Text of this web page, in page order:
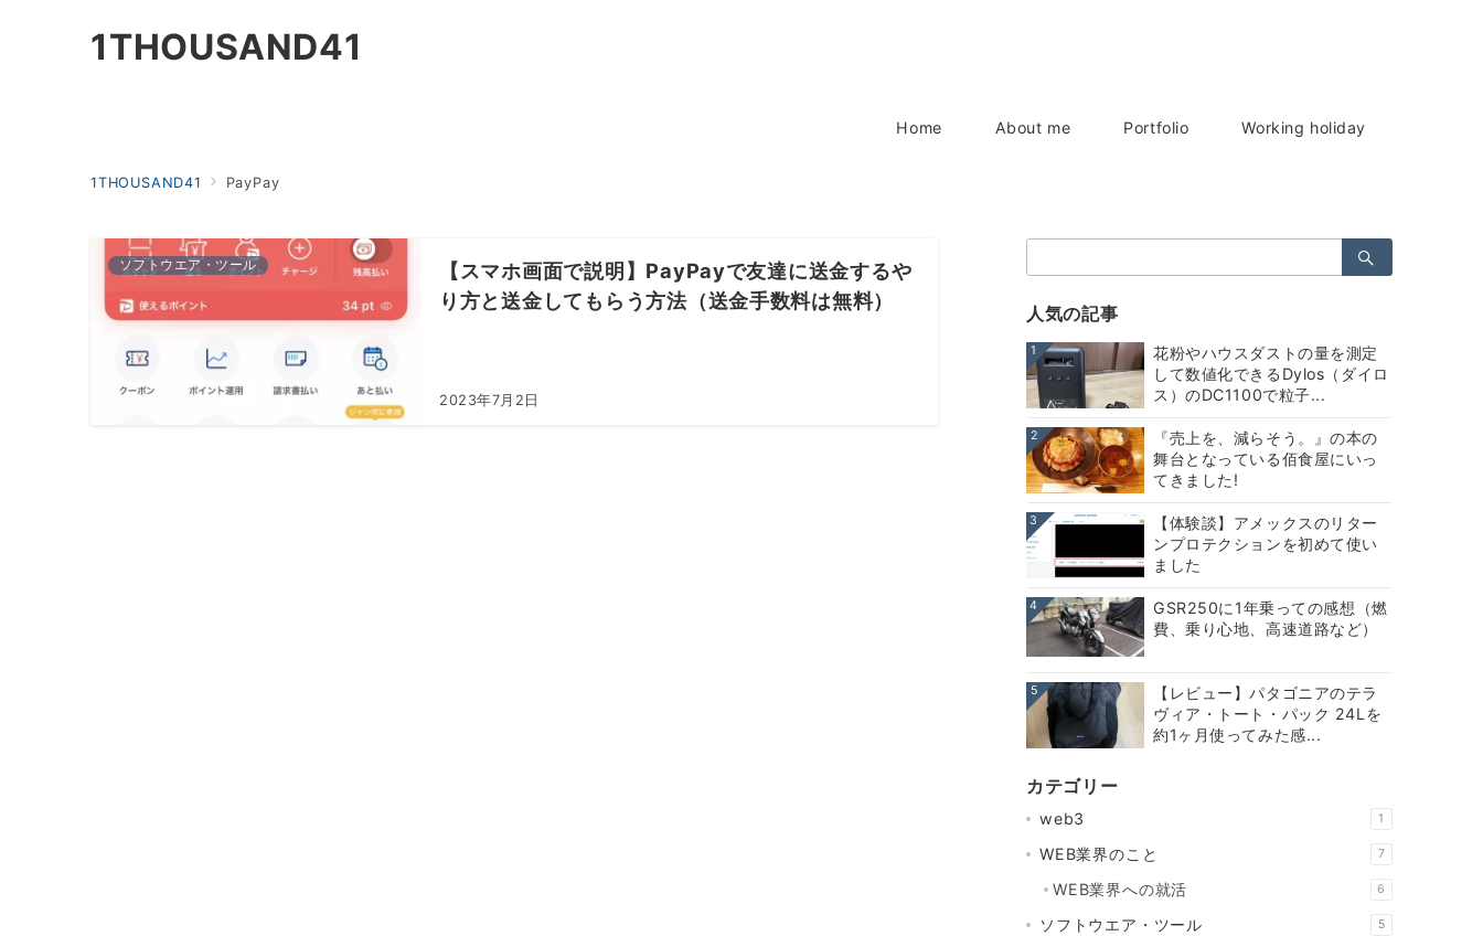
1THOUSAND41
Home About me Portfolio Working holiday
1THOUSAND41 PayPay
ソフトウエア・ツール
【スマホ画面で説明】PayPayで友達に送金するや
り方と送金してもらう方法（送金手数料は無料）
2023年7月2日
索：
人気の記事
1
花粉やハウスダストの量を測定
して数値化できるDylos（ダイロ
ス）のDC1100で粒子...
2
『売上を、減らそう。』の本の
舞台となっている佰食屋にいっ
てきました!
3
【体験談】アメックスのリター
ンプロテクションを初めて使い
ました
4
GSR250に1年乗っての感想（燃
費、乗り心地、高速道路など）
5
【レビュー】パタゴニアのテラ
ヴィア・トート・パック 24Lを
約1ヶ月使ってみた感...
カテゴリー
web3 1
WEB業界のこと 7
WEB業界への就活 6
ソフトウエア・ツール 5